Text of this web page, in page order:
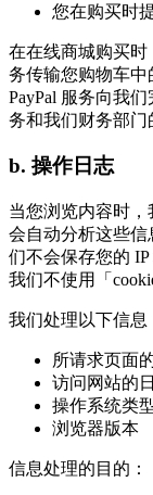
您在购买时
在在线商城购买时
务传输您购物车
PayPal 服务向我
务和我们财务部门
b. 操作日志
当您浏览内容时
会自动分析这些
们不会保存您的
我们不使用「
我们处理以下信息
所请求页面
访问网站的
操作系统类
浏览器版本
信息处理的目的：